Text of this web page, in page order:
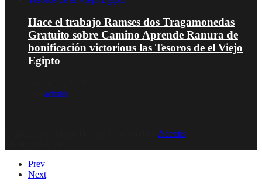
Hace el trabajo Ramses dos Tragamonedas
Gratuito sobre Camino Aprende Ranura de
bonificación victorious las Tesoros de el Viejo
Egipto
admin
Acentis
Prev
Next